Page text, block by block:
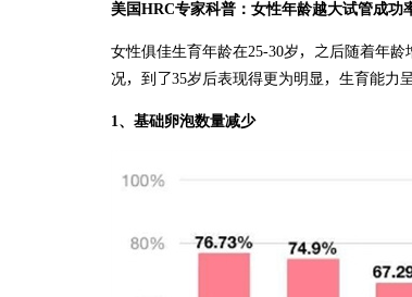
美国HRC专家科普：女性年龄越大试管成功
女性俱佳生育年龄在25-30岁，之后随着年
况，到了35岁后表现得更为明显，生育能力
1、基础卵泡数量减少